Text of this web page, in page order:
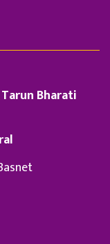
Bharati